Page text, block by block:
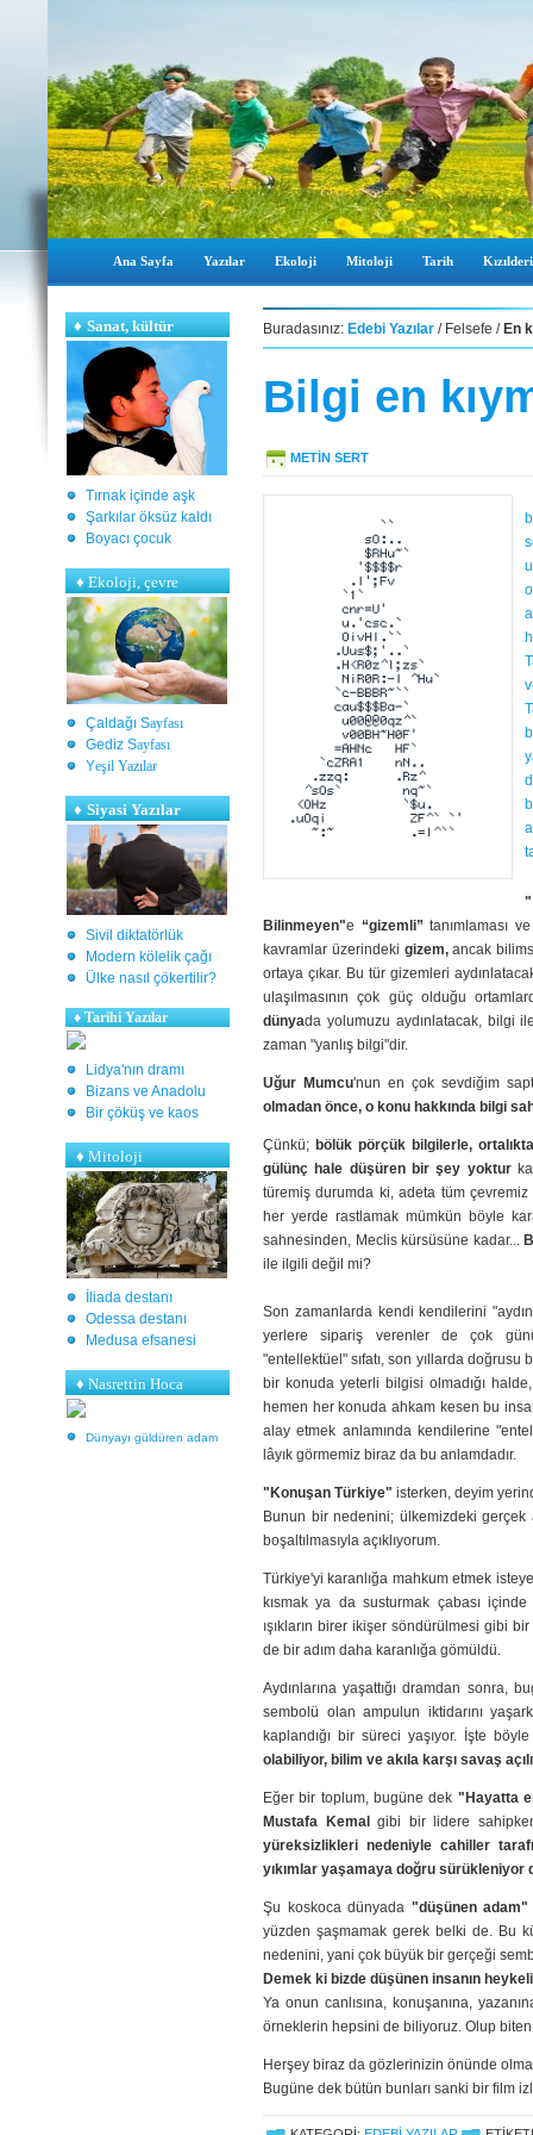
Ana Sayfa Yazılar Ekoloji Mitoloji Tarih
♦ Sanat, kültür
Tırnak içinde aşk
Şarkılar öksüz kaldı
Boyacı çocuk
♦Ekoloji, çevre
Çaldağı Sayfası
Gediz Sayfası
Yeşil Yazılar
♦ Siyasi Yazılar
Sivil diktatörlük
Modern kölelik çağı
Ülke nasıl çökertilir?
♦ Tarihi Yazılar
Lidya'nın dramı
Bizans ve Anadolu
Bir çöküş ve kaos
♦Mitoloji
İliada destanı
Odessa destanı
Medusa efsanesi
♦ Nasrettin Hoca
Dünyayı güldüren adam
Buradasınız: Edebi Yazılar / Felsefe / En
Bilgi en
METİN SERT
"
Bilinmeyen"e “gizemli” tanımlaması
kavramlar üzerindeki gizem,ancak
ortaya çıkar. Bu tür gizemleri
ulaşılmasının çok güç olduğu
dünyada yolumuzu aydınlatacak, bilgi
zaman "yanlış bilgi"dir.
Uğur Mumcu'nun en çok sevdiğim
olmadan önce, o konu hakkında bilgi
Çünkü; bölük pörçük bilgilerle,
gülünç hale düşüren bir şey yoktur
türemiş durumda ki, adeta tüm çevremiz
her yerde rastlamak mümkün böyle
sahnesinden, Meclis kürsüsüne kadar...
ile ilgili değil mi?
Son zamanlarda kendi kendilerini
yerlere sipariş verenler de çok
"entellektüel" sıfatı, son yıllarda
bir konuda yeterli bilgisi olmadığı
hemen her konuda ahkam kesen bu
alay etmek anlamında kendilerine
lâyık görmemiz biraz da bu anlamdadır.
"Konuşan Türkiye" isterken, deyim
Bunun bir nedenini; ülkemizdeki gerçek
boşaltılmasıyla açıklıyorum.
Türkiye'yi karanlığa mahkum etmek
kısmak ya da susturmak çabası
ışıkların birer ikişer söndürülmesi gibi
de bir adım daha karanlığa gömüldü.
Aydınlarına yaşattığı dramdan sonra,
sembolü olan ampulun iktidarını
kaplandığı bir süreci yaşıyor. İşte
olabiliyor, bilim ve akıla karşı savaş
Eğer bir toplum, bugüne dek "Hayatta
Mustafa Kemal
gibi bir lidere
yüreksizlikleri nedeniyle cahiller
yıkımlar yaşamaya doğru sürükleniyor
Şu koskoca dünyada "düşünen adam"
yüzden şaşmamak gerek belki de. Bu
nedenini, yani çok büyük bir gerçeği
Demek ki bizde düşünen insanın
Ya onun canlısına, konuşanına,
örneklerin hepsini de biliyoruz. Olup biten
Herşey biraz da gözlerinizin önünde
Bugüne dek bütün bunları sanki bir film